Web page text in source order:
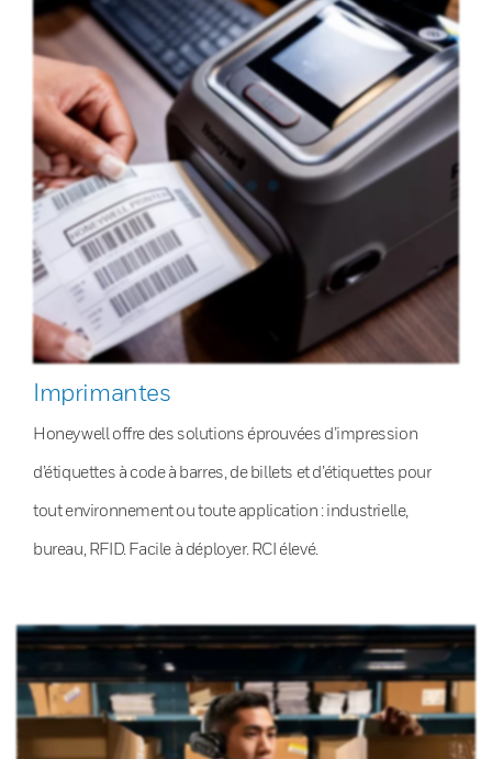
Imprimantes
Honeywell offre des solutions éprouvées d’impression
d’étiquettes à code à barres, de billets et d’étiquettes pour
tout environnement ou toute application : industrielle,
bureau, RFID. Facile à déployer. RCI élevé.